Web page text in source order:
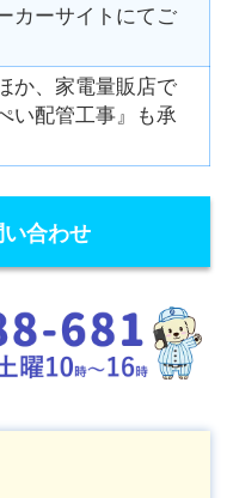
カーサイトにてご
か、家電量販店で
い配管工事』も承
合わせ